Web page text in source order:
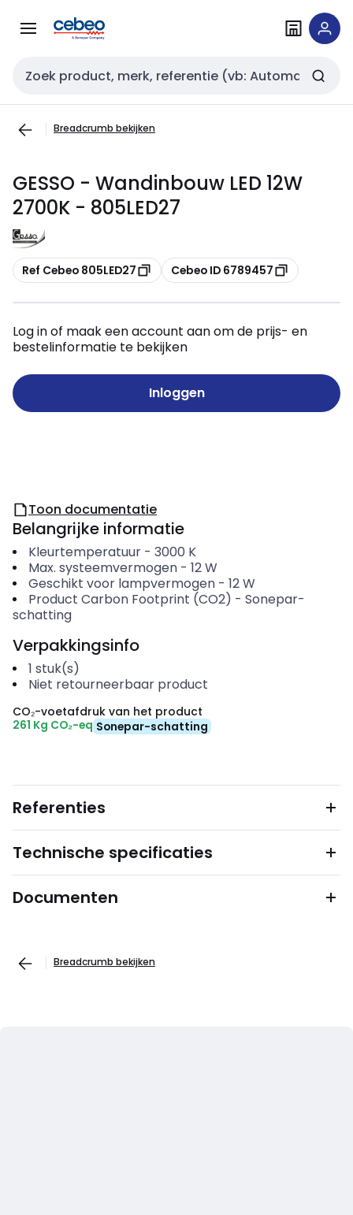
naar
naar
Zoekveld invoer
Breadcrumb bekijken
GESSO - Wandinbouw LED 12W
2700K - 805LED27
Kopiëren
Ref Cebeo 805LED27 Kopiëren
Cebeo ID 6789457
Log in of maak een account aan om de prijs- en
bestelinformatie te bekijken
Inloggen
Toon documentatie
Belangrijke informatie
Kleurtemperatuur- 3000 K
Max. systeemvermogen- 12W
Geschikt voor lampvermogen- 12W
Product Carbon Footprint (CO2) - Sonepar-
schatting
Verpakkingsinfo
1 stuk(s)
Niet retourneerbaar product
CO₂-voetafdruk van het product
261 Kg CO₂-eq Sonepar-schatting
Referenties
Technische specificaties
Documenten
Breadcrumb bekijken